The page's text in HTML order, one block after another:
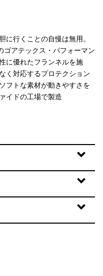
に行くことの自慢は無用。
ゴアテックス・パフォーマン
に優れたフランネルを施
く対応するプロテクション
フトな素材が動きやすさを
イドの工場で製造